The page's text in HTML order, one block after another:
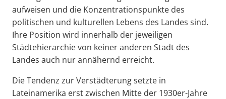
aufweisen und die Konzentrationspunkte des
politischen und kulturellen Lebens des Landes sind.
Ihre Position wird innerhalb der jeweiligen
Städtehierarchie von keiner anderen Stadt des
Landes auch nur annähernd erreicht.
Die Tendenz zur Verstädterung setzte in
Lateinamerika erst zwischen Mitte der 1930er-Jahre